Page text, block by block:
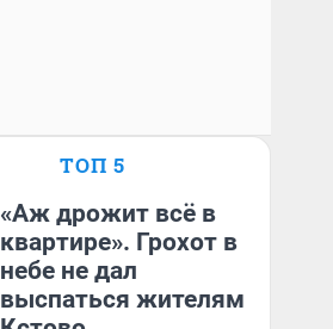
ТОП 5
«Аж дрожит всё в
квартире». Грохот в
небе не дал
выспаться жителям